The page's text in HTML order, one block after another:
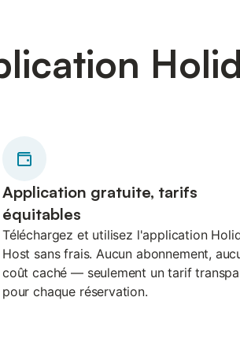
Application gratuite, tarifs
équitables
Téléchargez et utilisez l'application
Host sans frais. Aucun abonnement,
coût caché — seulement un tarif
pour chaque réservation.